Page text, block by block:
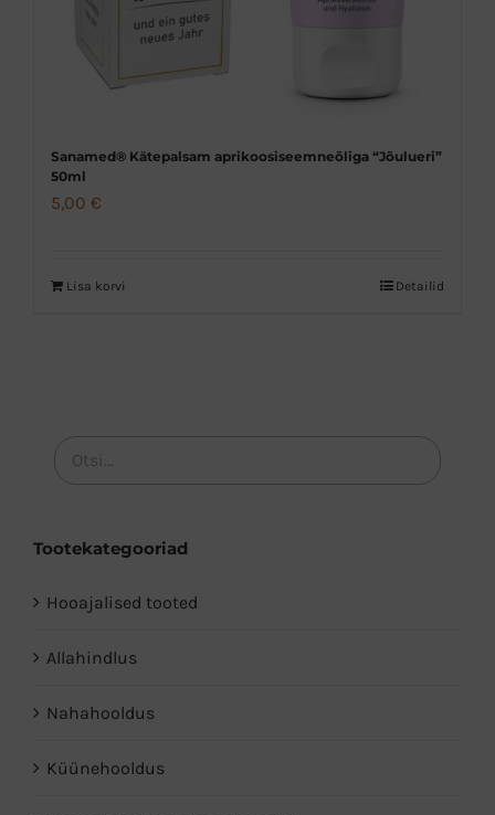
Sanamed® Kätepalsam aprikoosiseemneõliga “Jõulueri”
50ml
5,00 €
Lisa korvi Detailid
Tootekategooriad
Hooajalised tooted
Allahindlus
Nahahooldus
Küünehooldus